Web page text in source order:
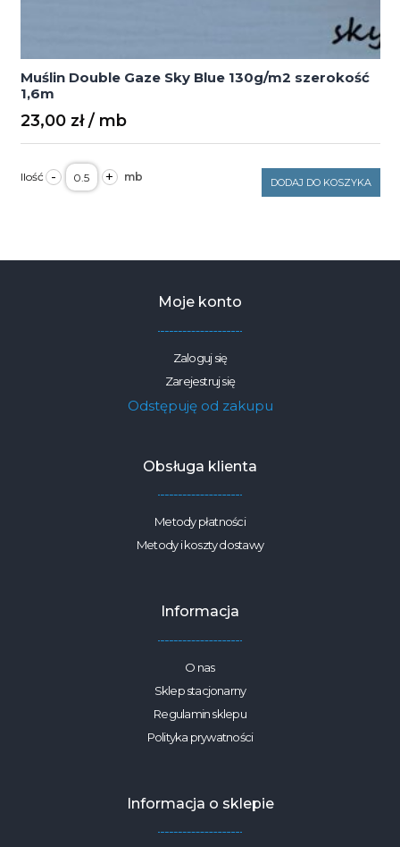
Muślin Double Gaze Sky Blue 130g/m2 szerokość
1,6m
23,00 zł
- ilość
Muślin
Double
szerokość
+ DODAJ DO KOSZYKA
Moje konto
Zaloguj się
Zarejestruj się
Odstępuję od zakupu
Obsługa klienta
Metody płatności
Metody i koszty dostawy
Informacja
O nas
Sklep stacjonarny
Regulamin sklepu
Polityka prywatności
Informacja o sklepie